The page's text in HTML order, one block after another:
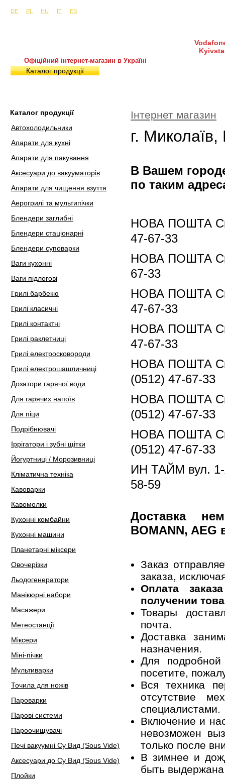
DE
PL HU IT ES
Офіційний інтернет-магазин в Україні
Каталог продукції
Каталог продукції
Автохолодильники
Апарати для кухні
Апарати для пакування
Аксесуари до вакууматорів
Апарати для чищення взуття
Аерогрилі та мультипічки
Блендери заглибні
Блендери стаціонарні
Блендери суповарки
Ваги кухонні
Ваги підлогові
Грилі барбекю
Грилі класичні
Грилі контактні
Грилі раклетниці
Грилі електросковороди
Грилі електрошашличниці
Дозатори гарячої води
Для гарячих напоїв
Для піци
Подрібнювачі
Іррігатори і зубні щітки
Йогуртниці / Морозивниці
Кліматична техніка
Кавоварки
Кавомолки
Кухонні комбайни
Кухонні машини
Планетарні міксери
Овочерізки
Льодогенератори
Манікюрні набори
Масажери
Метеостанції
Міксери
Міні-пічки
Мультиварки
Точила для ножів
Пароварки
Парові системи
Пароочищувачі
Печі вакуумні Су Вид (Sous Vide)
Аксесуари до Су Вид (Sous Vide)
Плойки
Інтернет магазин
г.
В Вашем
по таким
НОВА ПОШТА
47-67-33
НОВА ПОШТА
67-33
НОВА ПОШТА
47-67-33
НОВА ПОШТА
47-67-33
НОВА ПОШТА
(0512) 47-67-33
НОВА ПОШТА
(0512) 47-67-33
НОВА ПОШТА
(0512) 47-67-33
ИН ТАЙМ вул. 1-
58-59
Доставка
BOMANN, AEG
Заказ
заказа,
Оплата
получении
Товары
почта.
Доставка
назначения.
Для
посетите,
Вся техника
отсутствие
специалистами.
Включение и
невозможен
только после
В зимнее и
быть